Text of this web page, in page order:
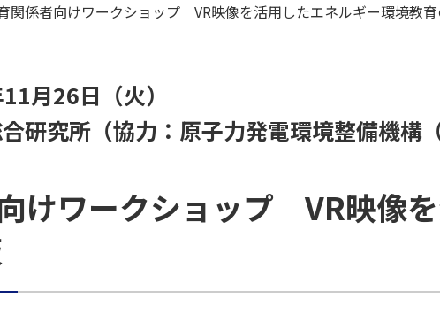
関係者向けワークショップ VR映像を活用したエネルギー環境教
月26日（火）
研究所（協力：原子力発電環境整備機構
けワークショップ VR映像